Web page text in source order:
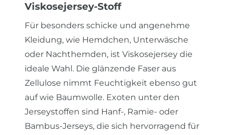
Viskosejersey-Stoff
Für besonders schicke und angenehme
Kleidung, wie Hemdchen, Unterwäsche
oder Nachthemden, ist Viskosejersey die
ideale Wahl. Die glänzende Faser aus
Zellulose nimmt Feuchtigkeit ebenso gut
auf wie Baumwolle. Exoten unter den
Jerseystoffen sind Hanf-, Ramie- oder
Bambus-Jerseys, die sich hervorragend für